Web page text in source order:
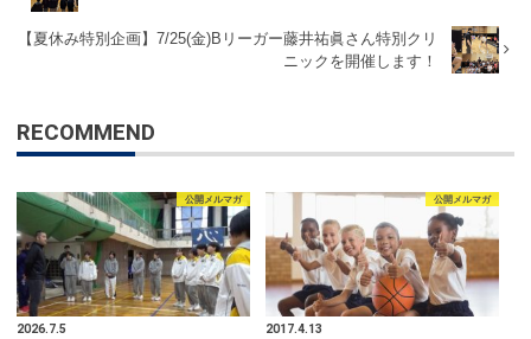
【夏休み特別企画】7/25(金)Bリーガー藤井祐眞さん特別クリ
ニックを開催します！
RECOMMEND
公開メルマガ
2026.7.5
公開メルマガ
2017.4.13